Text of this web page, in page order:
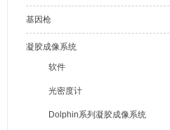
基因枪
凝胶成像系统
软件
光密度计
Dolphin系列凝胶成像系统